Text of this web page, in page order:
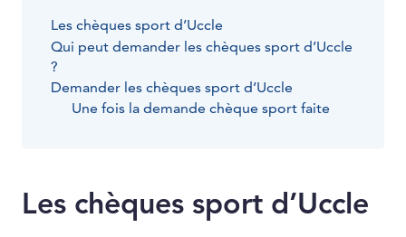
Les chèques sport d’Uccle
Qui peut demander les chèques sport d’Uccle
?
Demander les chèques sport d’Uccle
Une fois la demande chèque sport faite
Les chèques sport d’Uccle